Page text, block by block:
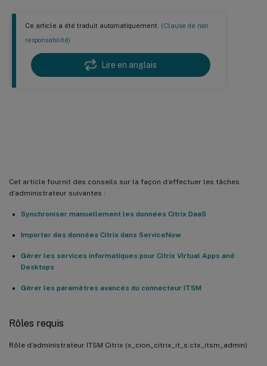
Ce article a été traduit automatiquement. (Clause de non
responsabilité)
Lire en anglais
Cet article fournit des conseils sur la façon d’effectuer les tâches
d’administrateur suivantes :
Synchroniser manuellement les données Citrix DaaS
Importer des données Citrix dans ServiceNow
Gérer les services informatiques pour Citrix Virtual Apps and
Desktops
Gérer les paramètres avancés du connecteur ITSM
Rôles requis
Rôle d’administrateur ITSM Citrix (x_cion_citrix_it_s.ctx_itsm_admin)